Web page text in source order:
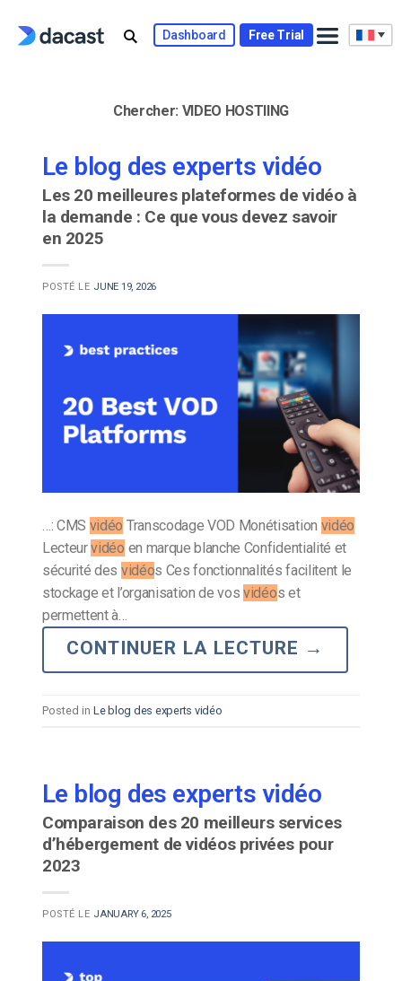
Dashboard Free Trial
Chercher: VIDEO HOSTIING
Le blog des experts vidéo
Les 20 meilleures plateformes de vidéo à
la demande : Ce que vous devez savoir
en 2025
POSTÉ LE JUNE 19, 2026
…: CMS vidéo Transcodage VOD Monétisation vidéo
Lecteurvidéo en marque blanche Confidentialité et
sécurité des vidéos Ces fonctionnalités facilitent le
stockage et l’organisation de vosvidéos et
permettent à…
CONTINUER LA LECTURE →
Posted in Le blog des experts vidéo
Le blog des experts vidéo
Comparaison des 20 meilleurs services
d’hébergement de vidéos privées pour
2023
POSTÉ LE JANUARY 6, 2025